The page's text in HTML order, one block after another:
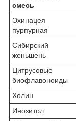
смесь
Эхинацея
пурпурная
Сибирский
женьшень
Цитрусовые
биофлавоноиды
Холин
Инозитол